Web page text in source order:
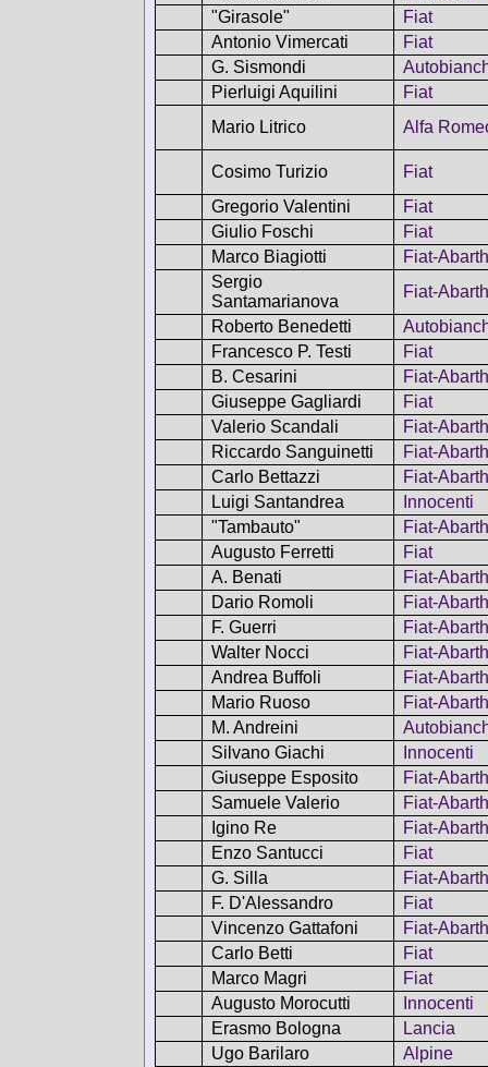
"Girasole"
Fiat
Antonio Vimercati
Fiat
G. Sismondi
Pierluigi Aquilini
Fiat
Mario Litrico
Alfa
Cosimo Turizio
Fiat
Gregorio Valentini
Fiat
Giulio Foschi
Fiat
Marco Biagiotti
Fiat-Abarth
Sergio
Santamarianova
Fiat-Abarth
Roberto Benedetti
Francesco P. Testi
Fiat
B. Cesarini
Fiat-Abarth
Giuseppe Gagliardi
Fiat
Valerio Scandali
Fiat-Abarth
Riccardo Sanguinetti
Fiat-Abarth
Carlo Bettazzi
Fiat-Abarth
Luigi Santandrea
Innocenti
"Tambauto"
Fiat-Abarth
Augusto Ferretti
Fiat
A. Benati
Fiat-Abarth
Dario Romoli
Fiat-Abarth
F. Guerri
Fiat-Abarth
Walter Nocci
Fiat-Abarth
Andrea Buffoli
Fiat-Abarth
Mario Ruoso
Fiat-Abarth
M. Andreini
Silvano Giachi
Innocenti
Giuseppe Esposito
Fiat-Abarth
Samuele Valerio
Fiat-Abarth
Igino Re
Fiat-Abarth
Enzo Santucci
Fiat
G. Silla
Fiat-Abarth
F. D'Alessandro
Fiat
Vincenzo Gattafoni
Fiat-Abarth
Carlo Betti
Fiat
Marco Magri
Fiat
Augusto Morocutti
Innocenti
Erasmo Bologna
Lancia
Ugo Barilaro
Alpine